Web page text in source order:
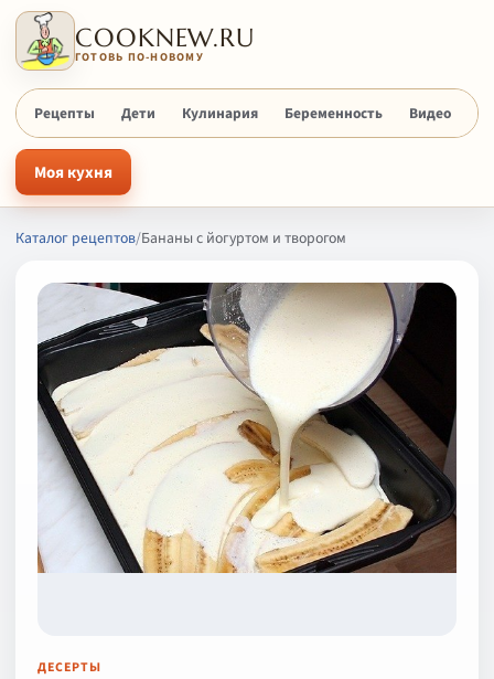
COOKNEW.RU
ГОТОВЬ ПО-НОВОМУ
Рецепты Дети Кулинария Беременность Видео
Моя кухня
Каталог рецептов/Бананы с йогуртом и творогом
ДЕСЕРТЫ